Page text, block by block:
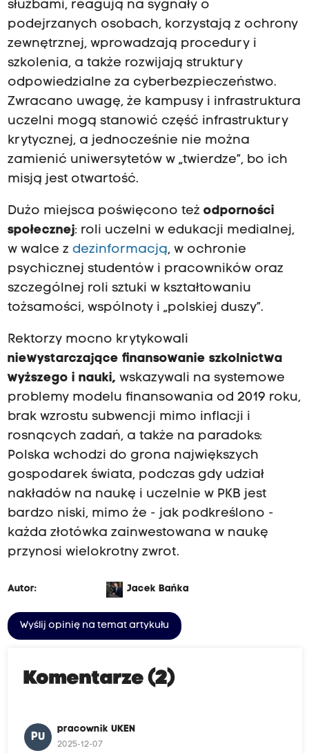
służbami, reagują na sygnały o
podejrzanych osobach, korzystają z ochrony
zewnętrznej, wprowadzają procedury i
szkolenia, a także rozwijają struktury
odpowiedzialne za cyberbezpieczeństwo.
Zwracano uwagę, że kampusy i infrastruktura
uczelni mogą stanowić część infrastruktury
krytycznej, a jednocześnie nie można
zamienić uniwersytetów w „twierdze”, bo ich
misją jest otwartość.
Dużo miejsca poświęcono też odporności
społecznej: roli uczelni w edukacji medialnej,
w walce z dezinformacją, w ochronie
psychicznej studentów i pracowników oraz
szczególnej roli sztuki w kształtowaniu
tożsamości, wspólnoty i „polskiej duszy”.
Rektorzy mocno krytykowali
niewystarczające finansowanie szkolnictwa
wyższego i nauki, wskazywali na systemowe
problemy modelu finansowania od 2019 roku,
brak wzrostu subwencji mimo inflacji i
rosnących zadań, a także na paradoks:
Polska wchodzi do grona największych
gospodarek świata, podczas gdy udział
nakładów na naukę i uczelnie w PKB jest
bardzo niski, mimo że - jak podkreślono -
każda złotówka zainwestowana w naukę
przynosi wielokrotny zwrot.
Autor: Jacek Bańka
Wyślij opinię na temat artykułu
Komentarze (2)
PU
pracownik UKEN
2025-12-07